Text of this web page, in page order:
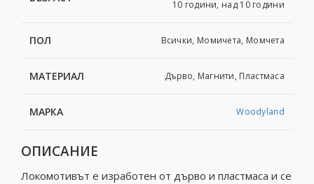
10 години, над 10 години
ПОЛ Всички, Момичета, Момчета
МАТЕРИАЛ Дърво, Магнити, Пластмаса
МАРКА Woodyland
ОПИСАНИЕ
Локомотивът е изработен от дърво и пластмаса и се